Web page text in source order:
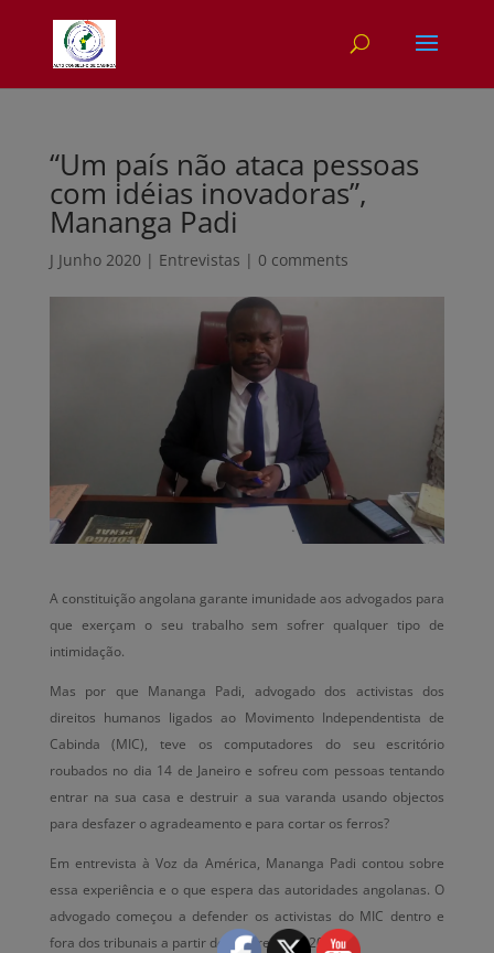
“Um país não ataca pessoas
com idéias inovadoras”,
Mananga Padi
J Junho 2020 | Entrevistas | 0 comments
A constituição angolana garante imunidade aos advogados para
que exerçam o seu trabalho sem sofrer qualquer tipo de
intimidação.
Mas por que Mananga Padi, advogado dos activistas dos
direitos humanos ligados ao Movimento Independentista de
Cabinda (MIC), teve os computadores do seu escritório
roubados no dia 14 de Janeiro e sofreu com pessoas tentando
entrar na sua casa e destruir a sua varanda usando objectos
para desfazer o agradeamento e para cortar os ferros?
Em entrevista à Voz da América, Mananga Padi contou sobre
essa experiência e o que espera das autoridades angolanas. O
advogado começou a defender os activistas do MIC dentro e
fora dos tribunais a partir de Fevereiro de 2019.